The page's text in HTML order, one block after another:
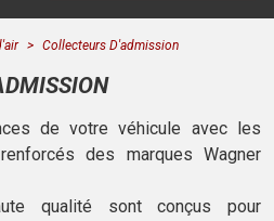
Collecteurs D'admission
de votre véhicule avec les
des marques Wagner
qualité sont conçus pour